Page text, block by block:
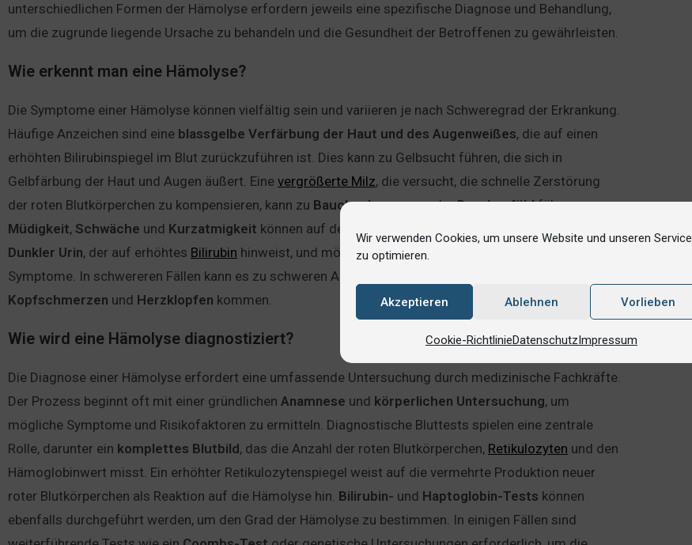
Wir verwenden Cookies, um unsere Website und unseren Service
zu optimieren.
Akzeptieren Ablehnen Vorlieben
Cookie-RichtlinieDatenschutzImpressum
unterschiedlichen Formen der Hämolyse erfordern jeweils eine spezifische Diagnose und Behandlung,
um die zugrunde liegende Ursache zu behandeln und die Gesundheit der Betroffenen zu gewährleisten.
Wie erkennt man eine Hämolyse?
Die Symptome einer Hämolyse können vielfältig sein und variieren je nach Schweregrad der Erkrankung.
Häufige Anzeichen sind eine blassgelbe Verfärbung der Haut und des Augenweißes, die auf einen
erhöhten Bilirubinspiegel im Blut zurückzuführen ist. Dies kann zu Gelbsucht führen, die sich in
Gelbfärbung der Haut und Augen äußert. Eine vergrößerte Milz, die versucht, die schnelle Zerstörung
der roten Blutkörperchen zu kompensieren, kann zu BauchschmerzenoderDruckgefühlführen.
Müdigkeit, Schwäche und Kurzatmigkeit können auf den Mangel an Sauerstoff im Körper hinweisen.
Dunkler Urin, der auf erhöhtes Bilirubin hinweist, und möglicherweise Blässe der Haut sind weitere
Symptome. In schwereren Fällen kann es zu schweren Anämie-Symptomen wie
Kopfschmerzen und Herzklopfen kommen.
Wie wird eine Hämolyse diagnostiziert?
Die Diagnose einer Hämolyse erfordert eine umfassende Untersuchung durch medizinische Fachkräfte.
Der Prozess beginnt oft mit einer gründlichen Anamnese und körperlichen Untersuchung, um
mögliche Symptome und Risikofaktoren zu ermitteln. Diagnostische Bluttests spielen eine zentrale
Rolle, darunter ein komplettes Blutbild, das die Anzahl der roten Blutkörperchen, Retikulozyten und den
Hämoglobinwert misst. Ein erhöhter Retikulozytenspiegel weist auf die vermehrte Produktion neuer
roter Blutkörperchen als Reaktion auf die Hämolyse hin. Bilirubin- und Haptoglobin-Tests können
ebenfalls durchgeführt werden, um den Grad der Hämolyse zu bestimmen. In einigen Fällen sind